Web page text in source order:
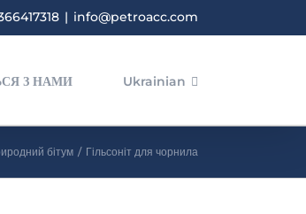
| info@petroacc.com
З НАМИ Ukrainian
бітум / Гільсоніт для чорнила